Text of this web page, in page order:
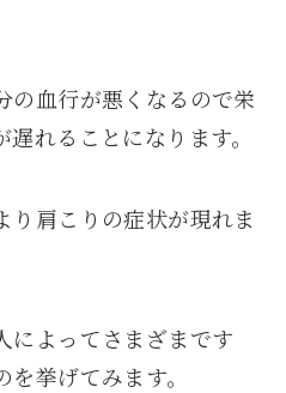
の血行が悪くなるので栄
れることになります。
り肩こりの症状が現れま
によってさまざまです
挙げてみます。